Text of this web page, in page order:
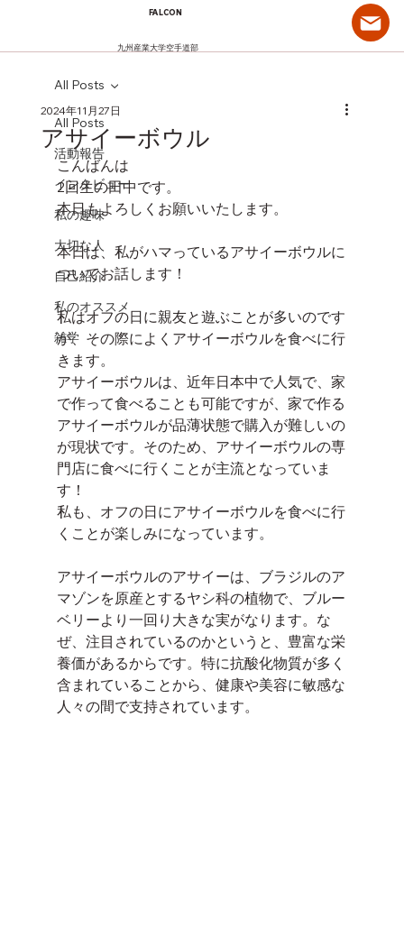
FALCON
九州産業大学空手道部
All Posts
活動報告
インタビュー
私の趣味
大切な人
自己紹介
私のオススメ
雑学
All Posts
アサイーボウル
2024年11月27日
こんばんは
2回生の田中です。
本日もよろしくお願いいたします。
本日は、私がハマっているアサイーボウルに
ついてお話します！
私はオフの日に親友と遊ぶことが多いのです
が、その際によくアサイーボウルを食べに行
きます。
アサイーボウルは、近年日本中で人気で、家
で作って食べることも可能ですが、家で作る
アサイーボウルが品薄状態で購入が難しいの
が現状です。そのため、アサイーボウルの専
門店に食べに行くことが主流となっていま
す！
私も、オフの日にアサイーボウルを食べに行
くことが楽しみになっています。
アサイーボウルのアサイーは、ブラジルのア
マゾンを原産とするヤシ科の植物で、ブルー
ベリーより一回り大きな実がなります。な
ぜ、注目されているのかというと、豊富な栄
養価があるからです。特に抗酸化物質が多く
含まれていることから、健康や美容に敏感な
人々の間で支持されています。